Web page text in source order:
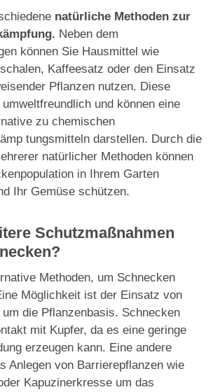
natürliche Methoden zur
Neben dem
können Sie Hausmittel wie
Kaffeesatz oder den Einsatz
Pflanzen nutzen. Diese
und können eine
zu chemischen
tungsmitteln darstellen. Durch die
natürlicher Methoden können
in Ihrem Garten
Ihr Gemüse schützen.
Schutzmaßnahmen
Methoden, um Schnecken
Möglichkeit ist der Einsatz von
um die Pflanzenbasis. Schnecken
mit Kupfer, da es eine geringe
erzeugen kann. Eine andere
Anlegen von Barrierepflanzen wie
Kapuzinerkresse um das